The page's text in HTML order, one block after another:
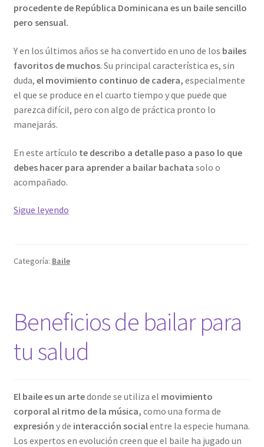
procedente de República Dominicana es un baile sencillo
pero sensual.
Y en los últimos años se ha convertido en uno de los bailes
favoritos de muchos. Su principal característica es, sin
duda, el movimiento continuo de cadera, especialmente
el que se produce en el cuarto tiempo y que puede que
parezca difícil, pero con algo de práctica pronto lo
manejarás.
En este artículo te describo a detalle paso a paso lo que
debes hacer para aprender a bailar bachata solo o
acompañado.
Sigue leyendoCómo
bachata
Categoría: Baile
Beneficios de bailar para
tu salud
El baile es un artedonde se utiliza el movimiento
corporal al ritmo de la música, como una forma de
expresión y de interacción socialentre la especie humana.
Los expertos en evolución creen que el baile ha jugado un